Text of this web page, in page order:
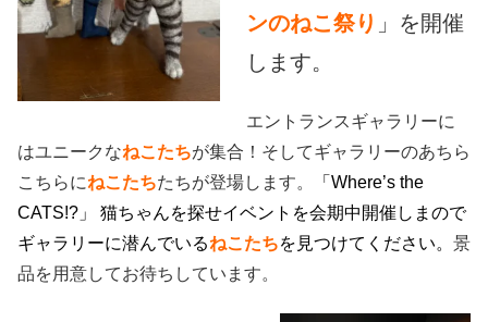
ンのねこ祭り 」を開催
します。
エントランスギャラリーに
はユニークなねこたちが集合！そしてギャラリーのあちら
こちらにねこたちたちが登場します。
「Where’s the
CATS!?」 猫ちゃんを探せイベントを会期中開催しまので
ギャラリーに潜んでいるねこたちを見つけてください。 景
品を用意してお待ちしています。